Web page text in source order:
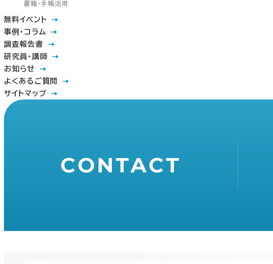
書籍・手帳活用
無料イベント
事例・コラム
調査報告書
研究員・講師
お知らせ
よくあるご質問
サイトマップ
CONTACT